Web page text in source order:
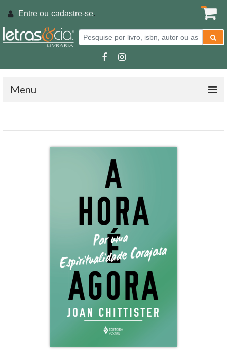
Entre ou cadastre-se.
Menu